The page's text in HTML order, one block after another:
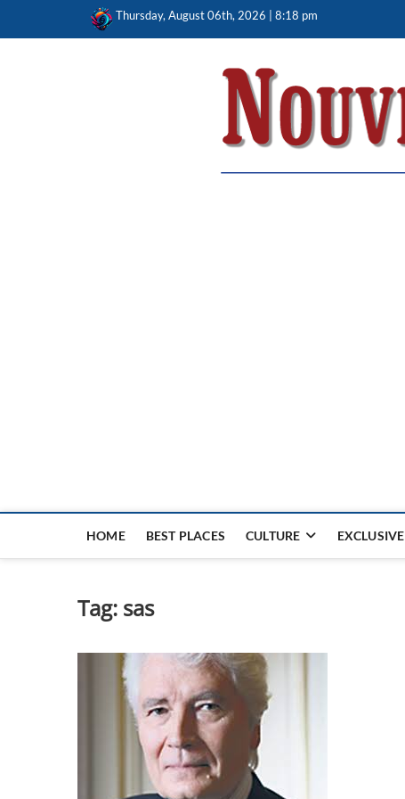
Thursday, August 06th, 2026 | 8:18 pm
HOME BEST PLACES CULTURE EXCLUSIVE
Tag: sas